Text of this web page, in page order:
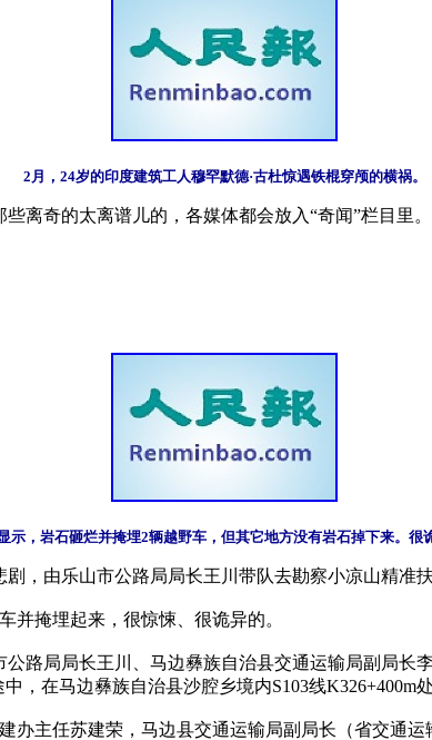
2月，24岁的印度建筑工人穆罕默德·古杜惊遇铁棍穿颅的横祸。
离奇的太离谱儿的，各媒体都会放入“奇闻”栏目
示，岩石砸烂并掩埋2辆越野车，但其它地方没有岩石掉下来。很
，由乐山市公路局局长王川带队去勘察小凉山精准
并掩埋起来，很惊悚、很诡异的。
路局局长王川、马边彝族自治县交通运输局副局
在马边彝族自治县沙腔乡境内S103线K326+400m
办主任苏建荣，马边县交通运输局副局长（省交通